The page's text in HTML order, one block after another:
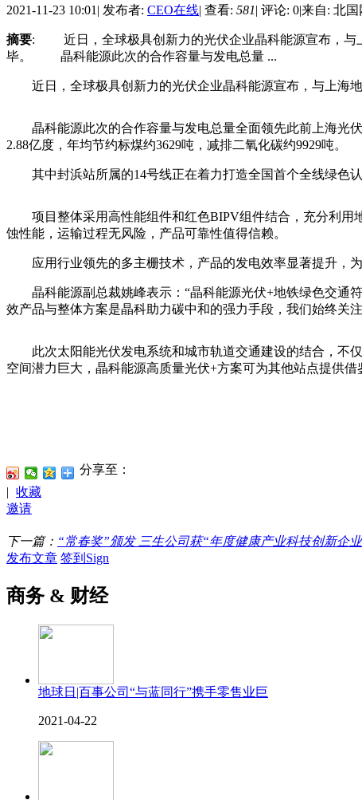
2021-11-23 10:01 | 发布者: CEO在线| 查看: 581| 评论: 0|来自: 北国
摘要: 近日，全球极具创新力的光伏企业晶科能源宣布，与
毕。 晶科能源此次的合作容量与发电总量 ...
近日，全球极具创新力的光伏企业晶科能源宣布，与上海地
晶科能源此次的合作容量与发电总量全面领先此前上海光伏
2.88亿度，年均节约标煤约3629吨，减排二氧化碳约9929吨。
其中封浜站所属的14号线正在着力打造全国首个全线绿色认
项目整体采用高性能组件和红色BIPV组件结合，充分利用
蚀性能，运输过程无风险，产品可靠性值得信赖。
应用行业领先的多主栅技术，产品的发电效率显著提升，为
晶科能源副总裁姚峰表示：“晶科能源光伏+地铁绿色交通符
效产品与整体方案是晶科助力碳中和的强力手段，我们始终关
此次太阳能光伏发电系统和城市轨道交通建设的结合，不仅
空间潜力巨大，晶科能源高质量光伏+方案可为其他站点提供
分享至：
| 收藏
邀请
下一篇： “常春奖”颁发 三生公司获“年度健康产业科技创新企
发布文章 签到Sign
商务 & 财经
地球日|百事公司“与蓝同行”携手零售业巨
2021-04-22